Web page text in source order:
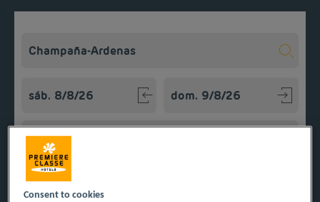
Añadir un código especial
Consent to cookies